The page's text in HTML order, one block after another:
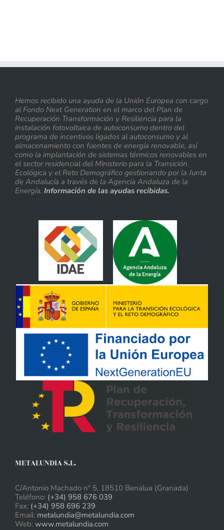
Hemos recibido una ayuda de la Unión Europea con cargo
al Fondo Next Generation en el marco del Plan de
Recuperación Transformación y Resiliencia para la
instalación fotovoltaica de autoconsumo dentro del
programa de incentivos ligados al autoconsumo y al
almacenamiento con fuentes de energía renovable, así
como la implantación de sistemas térmicos renovables en
el sector residencial del Ministerio para la Transición
Ecológica y el Reto Demográfico gestionando por la Junta
de Andalucía a través de la Agencia Andaluza de la
Energía. Información de las ayudas recibidas.
METALUNDIA S.L.
C/Antonio Machado nº 5, 18510 Benalua (Granada)
Teléfono: (+34) 958 676 039
Fax: (+34) 958 696 239
Email: metalundia@metalundia.com
Web: www.metalundia.com